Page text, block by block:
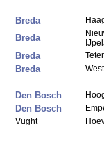
Breda
Breda
Breda
Breda
Den Bosch
Den Bosch
Vught